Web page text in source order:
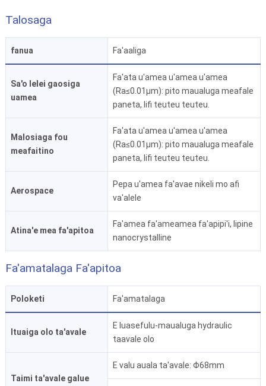
Talosaga
fanua Fa'aaliga
Sa'o lelei gaosiga
uamea
Fa'ata u'amea u'amea u'amea
(Ra≤0.01μm): pito maualuga meafale
paneta, lifi teuteu teuteu.
Malosiaga fou
meafaitino
Fa'ata u'amea u'amea u'amea
(Ra≤0.01μm): pito maualuga meafale
paneta, lifi teuteu teuteu.
Aerospace
Pepa u'amea fa'avae nikeli mo afi
va'alele
Atina'e mea fa'apitoa
Fa'amea fa'ameamea fa'apipi'i, lipine
nanocrystalline
Fa'amatalaga Fa'apitoa
Poloketi Fa'amatalaga
Ituaiga olo ta'avale
E luasefulu-maualuga hydraulic
taavale olo
Taimi ta'avale galue
E valu auala ta'avale: Φ68mm